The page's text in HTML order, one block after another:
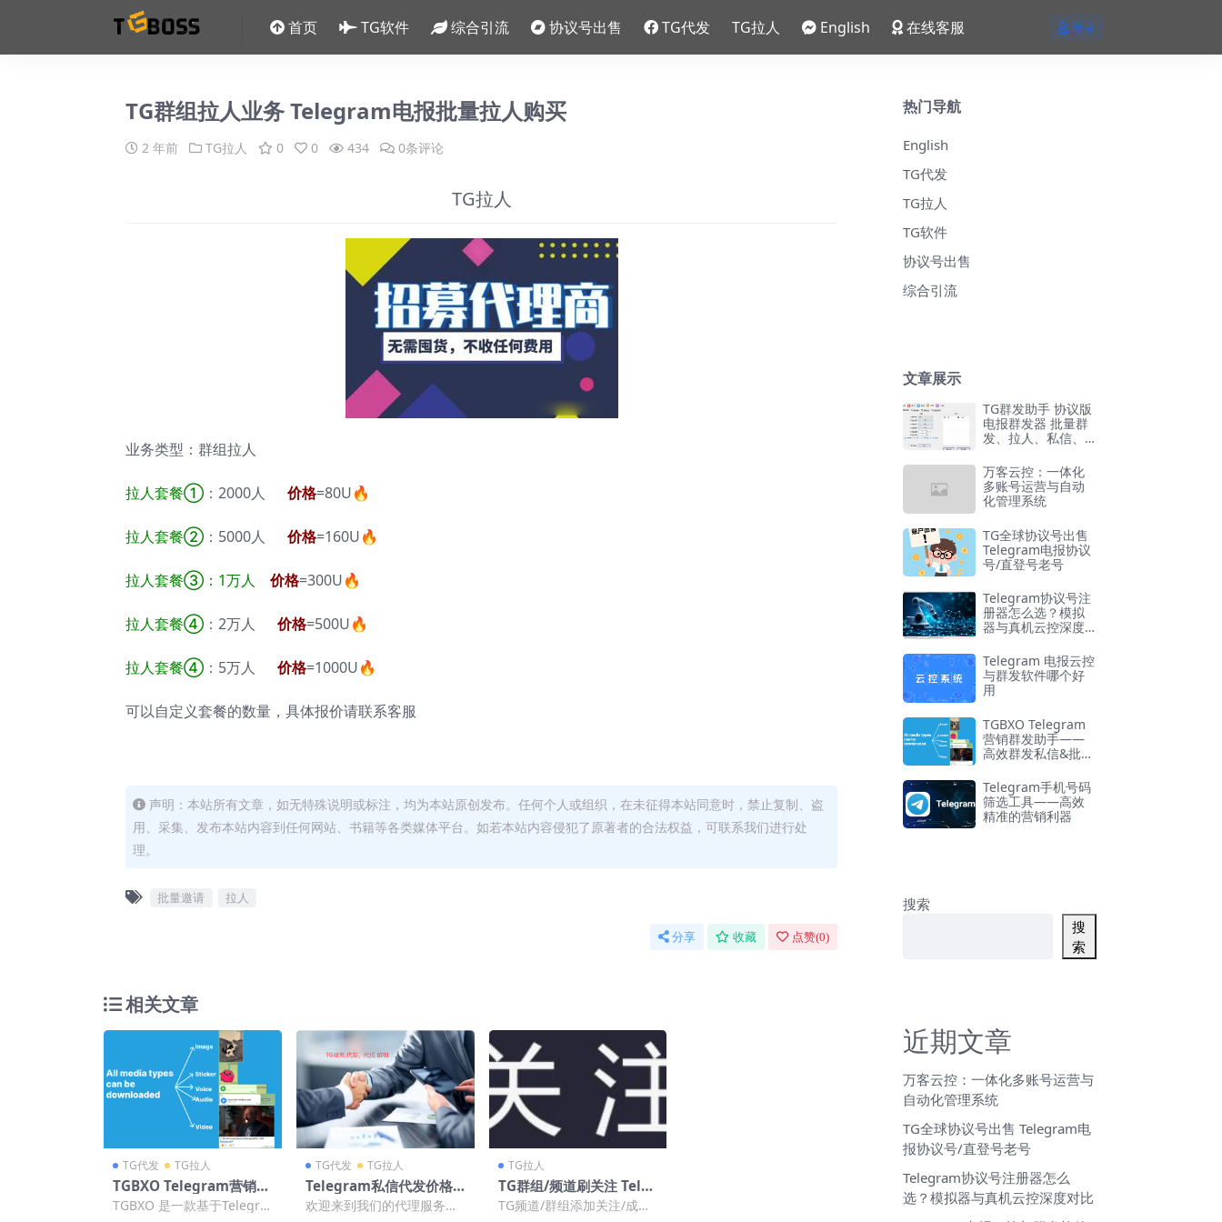
首页 TG软件 综合引流 协议号出售 TG代发 TG拉人 English 在线客服 登录
TG群组拉人业务 Telegram电报批量拉人购买
2 年前 TG拉人 0 0 434 0条评论
TG拉人
业务类型：群组拉人
拉人套餐① ：2000人 价格=80U🔥
拉人套餐② ：5000人 价格=160U🔥
拉人套餐③： 1万人 价格=300U🔥
拉人套餐④ ：2万人 价格=500U🔥
拉人套餐④ ：5万人 价格=1000U🔥
可以自定义套餐的数量，具体报价请联系客服
声明：本站所有文章，如无特殊说明或标注，均为本站原创发布。任何个人或组织，在未征得本站同意时，禁止复制、盗
用、采集、发布本站内容到任何网站、书籍等各类媒体平台。如若本站内容侵犯了原著者的合法权益，可联系我们进行处
理。
批量邀请 拉人
分享 收藏 点赞(0)
相关文章
TG代发 TG拉人
TGBXO Telegram营销群
发助手——高效群发私信
TGBXO 是一款基于Telegra
TG代发 TG拉人
Telegram私信代发价格0.
01，Telegram电报群组
欢迎来到我们的代理服务业
TG拉人
TG群组/频道刷关注 Tele
gram电报刷粉购买
TG频道/群组添加关注/成员
热门导航
English
TG代发
TG拉人
TG软件
协议号出售
综合引流
文章展示
TG群发助手 协议版
电报群发器 批量群
发、拉人、私信、T
万客云控：一体化
多账号运营与自动
化管理系统
TG全球协议号出售
Telegram电报协议
号/直登号老号
Telegram协议号注
册器怎么选？模拟
器与真机云控深度
Telegram 电报云控
与群发软件哪个好
用
TGBXO Telegram
营销群发助手——
高效群发私信&批量
Telegram手机号码
筛选工具——高效
精准的营销利器
搜索
搜
索
近期文章
万客云控：一体化多账号运营与
自动化管理系统
TG全球协议号出售 Telegram电
报协议号/直登号老号
Telegram协议号注册器怎么
选？模拟器与真机云控深度对比